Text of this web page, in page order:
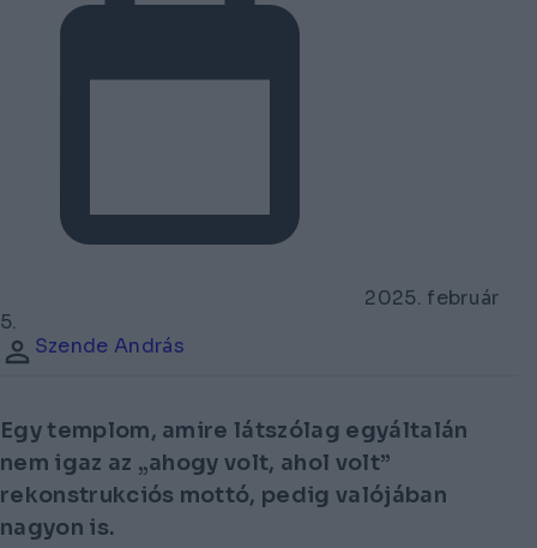
2025. február
5.
Szende András
Egy templom, amire látszólag egyáltalán
nem igaz az „ahogy volt, ahol volt”
rekonstrukciós mottó, pedig valójában
nagyon is.